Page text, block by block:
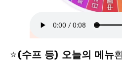
⭐(수프 등) 오늘의 메뉴